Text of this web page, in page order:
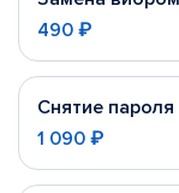
490 ₽
Снятие пароля
1 090 ₽